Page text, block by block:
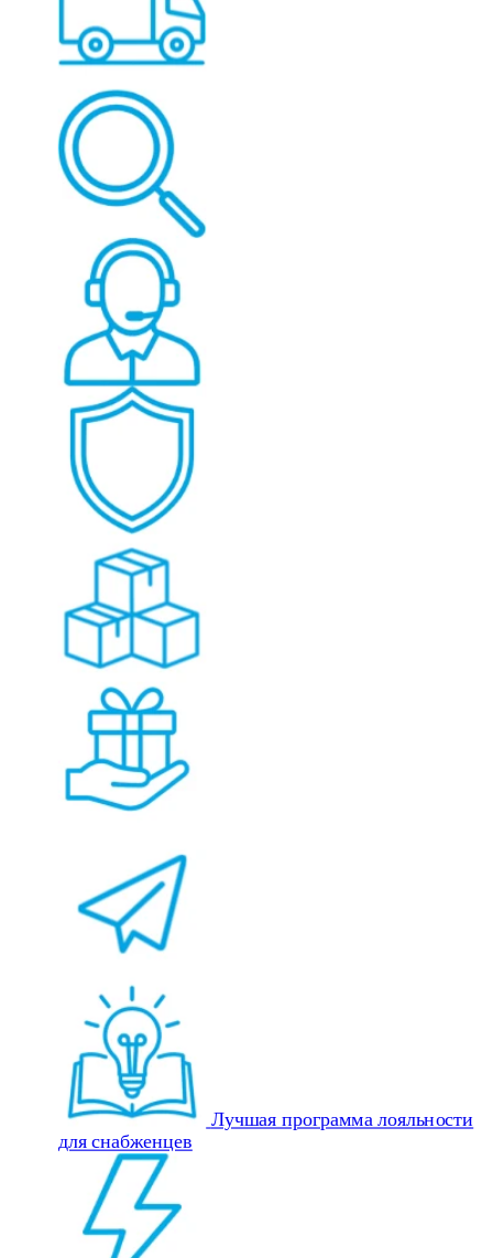
Лучшая программа лояльности
для снабженцев